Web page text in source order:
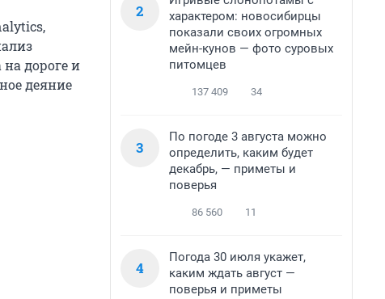
дороге и
деяние
2
характером: новосибирцы
показали своих огромных
мейн-кунов — фото суровых
питомцев
137 409 34
3
По погоде 3 августа можно
определить, каким будет
декабрь, — приметы и
поверья
86 560 11
4
Погода 30 июля укажет,
каким ждать август —
поверья и приметы